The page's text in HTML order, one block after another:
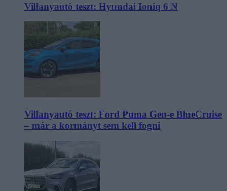
Villanyautó teszt: Hyundai Ioniq 6 N
Villanyautó teszt: Ford Puma Gen-e BlueCruise
– már a kormányt sem kell fogni